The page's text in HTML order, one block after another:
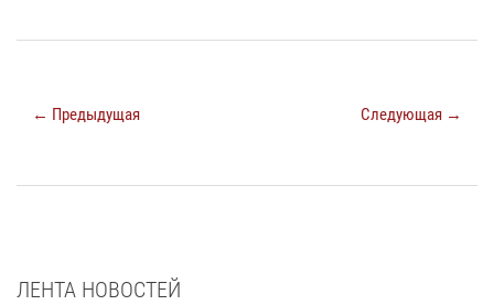
← Предыдущая Следующая →
ЛЕНТА НОВОСТЕЙ